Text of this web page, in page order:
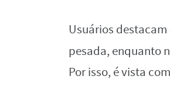
Usuários
pesada, enquanto
Por isso, é vista